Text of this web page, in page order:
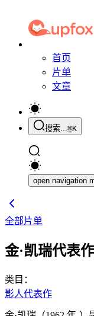
首页
片单
文章
搜索...⌘K
open navigation
全部片单
金·凯瑞代表作
类目：
影人代表作